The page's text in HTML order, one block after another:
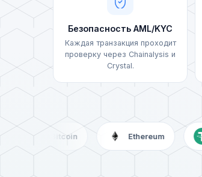
УкрСиббанк (UAH)
Izibank (UAH)
Безопасность AML/KYC
Каждая транзакция проходит
проверку через Chainalysis и
Crystal.
Bitcoin Ethereum